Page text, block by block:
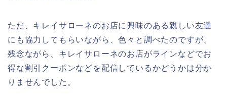
ただ、キレイサローネのお店に興味のある親しい友達
にも協力してもらいながら、色々と調べたのですが、
残念ながら、キレイサローネのお店がラインなどでお
得な割引クーポンなどを配信しているかどうかは分か
りませんでした。